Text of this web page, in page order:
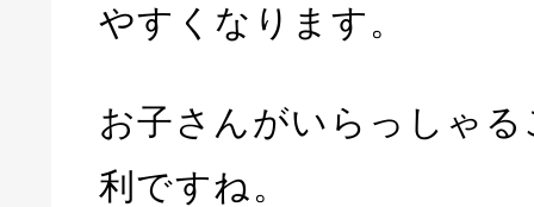
やすくなります。
お子さんがいらっしゃ
利ですね。